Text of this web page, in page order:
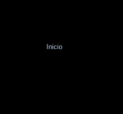
Inicio